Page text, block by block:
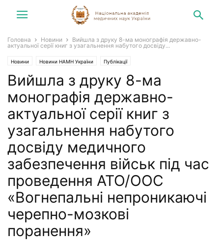
Головна Новини
Вийшла з друку 8-ма монографія державно-
актуальної серії книг з узагальнення набутого досвіду...
Новини Новини НАМН України Публікації
Вийшла з друку 8-ма
монографія державно-
актуальної серії книг з
узагальнення набутого
досвіду медичного
забезпечення військ під час
проведення АТО/ООС
«Вогнепальні непроникаючі
черепно-мозкові
поранення»